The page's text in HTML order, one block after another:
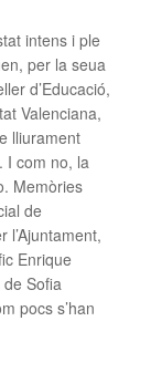
intens i ple
per la seua
d’Educació,
Valenciana,
lliurament
I com no, la
Memòries
de
l’Ajuntament,
Enrique
Sofia
pocs s’han